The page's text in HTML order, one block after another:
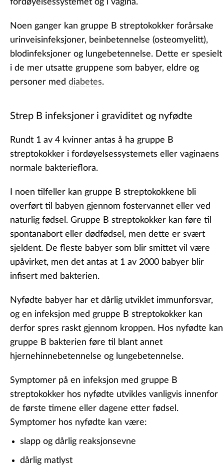
fordøyelsessystemet og i vagina.
Noen ganger kan gruppe B streptokokker forårsake
urinveisinfeksjoner, beinbetennelse (osteomyelitt),
blodinfeksjoner og lungebetennelse. Dette er spesielt
i de mer utsatte gruppene som babyer, eldre og
personer med diabetes.
Strep B infeksjoner i graviditet og nyfødte
Rundt 1 av 4 kvinner antas å ha gruppe B
streptokokker i fordøyelsessystemets eller vaginaens
normale bakterieflora.
I noen tilfeller kan gruppe B streptokokkene bli
overført til babyen gjennom fostervannet eller ved
naturlig fødsel. Gruppe B streptokokker kan føre til
spontanabort eller dødfødsel, men dette er svært
sjeldent. De fleste babyer som blir smittet vil være
upåvirket, men det antas at 1 av 2000 babyer blir
infisert med bakterien.
Nyfødte babyer har et dårlig utviklet immunforsvar,
og en infeksjon med gruppe B streptokokker kan
derfor spres raskt gjennom kroppen. Hos nyfødte kan
gruppe B bakterien føre til blant annet
hjernehinnebetennelse og lungebetennelse.
Symptomer på en infeksjon med gruppe B
streptokokker hos nyfødte utvikles vanligvis innenfor
de første timene eller dagene etter fødsel.
Symptomer hos nyfødte kan være:
slapp og dårlig reaksjonsevne
dårlig matlyst